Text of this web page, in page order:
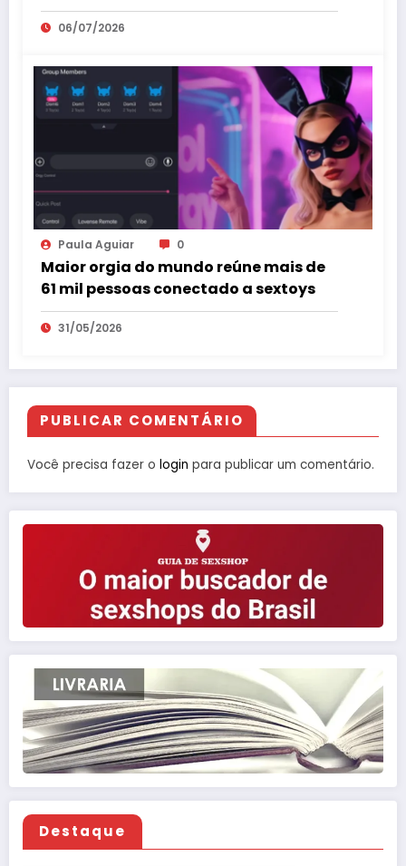
06/07/2026
Paula Aguiar 0
Maior orgia do mundo reúne mais de
61 mil pessoas conectado a sextoys
31/05/2026
PUBLICAR COMENTÁRIO
Você precisa fazer o login para publicar um comentário.
Destaque